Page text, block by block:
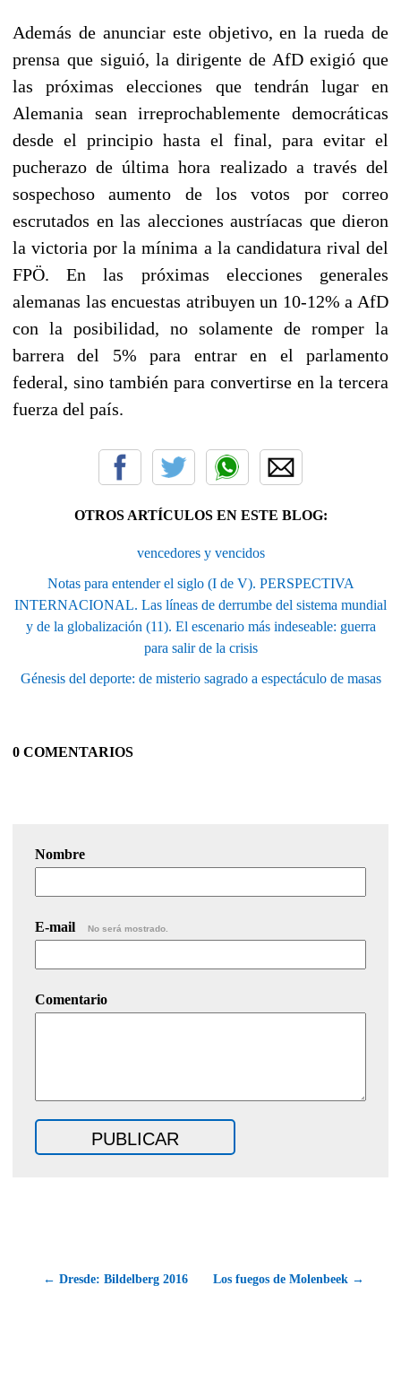
Además de anunciar este objetivo, en la rueda de
prensa que siguió, la dirigente de AfD exigió que
las próximas elecciones que tendrán lugar en
Alemania sean irreprochablemente democráticas
desde el principio hasta el final, para evitar el
pucherazo de última hora realizado a través del
sospechoso aumento de los votos por correo
escrutados en las alecciones austríacas que dieron
la victoria por la mínima a la candidatura rival del
FPÖ. En las próximas elecciones generales
alemanas las encuestas atribuyen un 10-12% a AfD
con la posibilidad, no solamente de romper la
barrera del 5% para entrar en el parlamento
federal, sino también para convertirse en la tercera
fuerza del país.
OTROS ARTÍCULOS EN ESTE BLOG:
vencedores y vencidos
Notas para entender el siglo (I de V). PERSPECTIVA
INTERNACIONAL. Las líneas de derrumbe del sistema mundial
y de la globalización (11). El escenario más indeseable: guerra
para salir de la crisis
Génesis del deporte: de misterio sagrado a espectáculo de masas
0 COMENTARIOS
Nombre
E-mail No será mostrado.
Comentario
← Dresde: Bildelberg 2016 Los fuegos de Molenbeek →